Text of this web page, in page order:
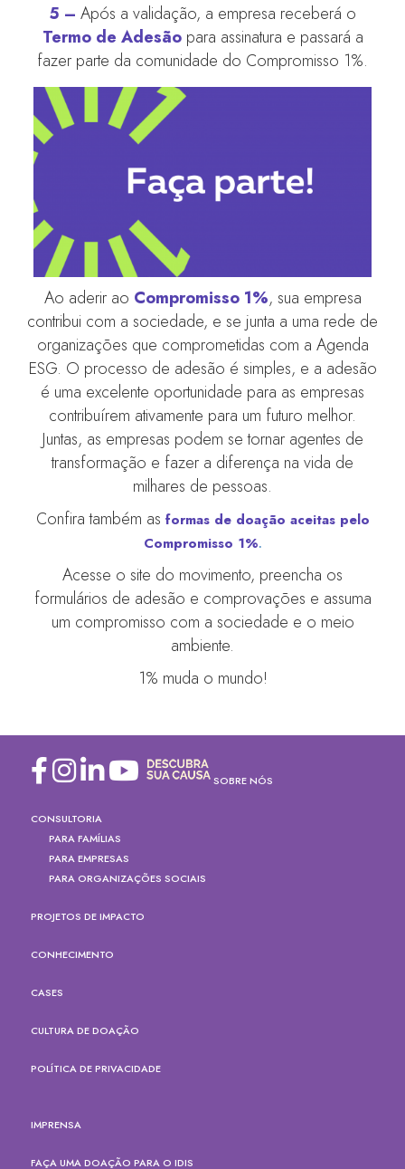
5 – Após a validação, a empresa receberá o
Termo de Adesãopara assinatura e passará a
fazer parte da comunidade do Compromisso 1%.
Ao aderir ao Compromisso 1%, sua empresa
contribui com a sociedade, e se junta a uma rede de
organizações que comprometidas com a Agenda
ESG. O processo de adesão é simples, e a adesão
é uma excelente oportunidade para as empresas
contribuírem ativamente para um futuro melhor.
Juntas, as empresas podem se tornar agentes de
transformação e fazer a diferença na vida de
milhares de pessoas.
Confira também as formas de doação aceitas pelo
Compromisso 1%.
Acesse o site do movimento, preencha os
formulários de adesão e comprovações e assuma
um compromisso com a sociedade e o meio
ambiente.
1% muda o mundo!
SOBRE NÓS
CONSULTORIA
PARA FAMÍLIAS
PARA EMPRESAS
PARA ORGANIZAÇÕES SOCIAIS
PROJETOS DE IMPACTO
CONHECIMENTO
CASES
CULTURA DE DOAÇÃO
POLÍTICA DE PRIVACIDADE
IMPRENSA
FAÇA UMA DOAÇÃO PARA O IDIS